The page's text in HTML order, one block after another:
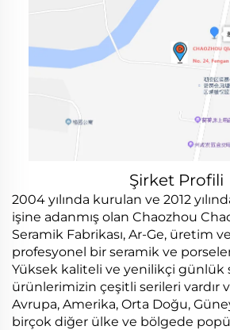
Şirket Profili
2004 yılında kurulan ve 2012
işine adanmış olan Chaozhou
Seramik Fabrikası, Ar-Ge, üretim
profesyonel bir seramik ve
Yüksek kaliteli ve yenilikçi günlük
ürünlerimizin çeşitli serileri vardır
Avrupa, Amerika, Orta Doğu,
birçok diğer ülke ve bölgede